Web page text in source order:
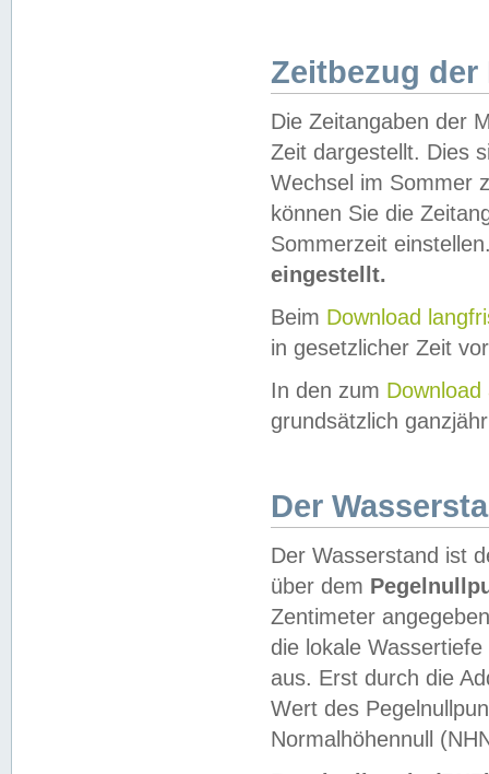
Zeitbezug der
Die Zeitangaben der
Zeit dargestellt. Dies
Wechsel im Sommer
können Sie die
Sommerzeit
eingestellt.
Beim Download
in gesetzlicher Zeit
In den zum Download
grundsätzlich
Der
Der Wasserstand ist
über dem
Zentimeter
die lokale
aus. Erst durch die
Wert des
Normalhöhennull